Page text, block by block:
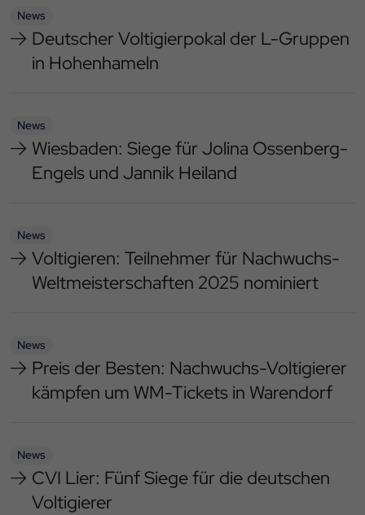
News
Deutscher Voltigierpokal der L-Gruppen
in Hohenhameln
News
Wiesbaden: Siege für Jolina Ossenberg-
Engels und Jannik Heiland
News
Voltigieren: Teilnehmer für Nachwuchs-
Weltmeisterschaften 2025 nominiert
News
Preis der Besten: Nachwuchs-Voltigierer
kämpfen um WM-Tickets in Warendorf
News
CVI Lier: Fünf Siege für die deutschen
Voltigierer